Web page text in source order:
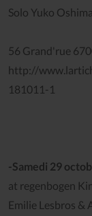
Solo Yuko
56 Grand'rue
http://
181011-1
-Samedi 29
at regenbogen
Emilie Lesbros &